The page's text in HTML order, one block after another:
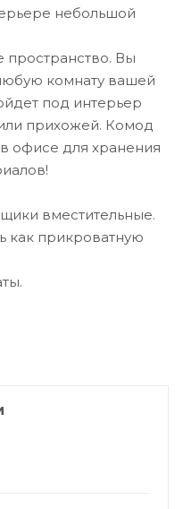
небольшой
пространство. Вы
комнату вашей
под интерьер
прихожей. Комод
офисе для хранения
вместительные.
как прикроватную